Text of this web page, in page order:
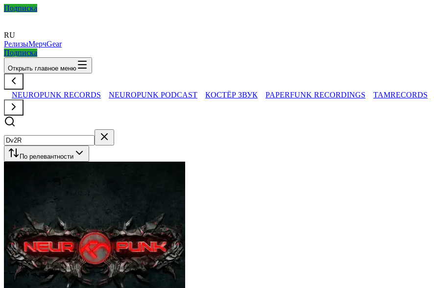
Подписка
RU
РелизыМерчGear
Подписка
Открыть главное меню
NEUROPUNK RECORDS NEUROPUNK PODCAST КОСТЁР ЗВУК PAPERFUNK RECORDINGS TAMRECORDS
По релевантности